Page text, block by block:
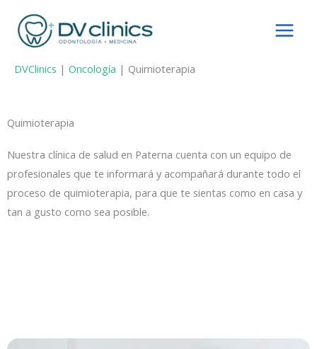
contenido
DVClinics | Oncología | Quimioterapia
Quimioterapia
Nuestra clínica de salud en Paterna cuenta con un equipo de
profesionales que te informará y acompañará durante todo el
proceso de quimioterapia, para que te sientas como en casa y
tan a gusto como sea posible.